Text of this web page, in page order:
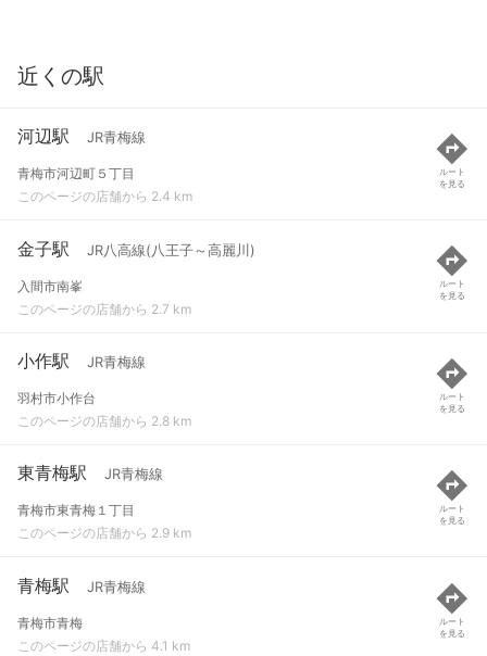
近くの駅
河辺駅 JR青梅線
青梅市河辺町５丁目
このページの店舗から 2.4 km
ルート
を見る
金子駅 JR八高線(八王子～高麗川)
入間市南峯
このページの店舗から 2.7 km
ルート
を見る
小作駅 JR青梅線
羽村市小作台
このページの店舗から 2.8 km
ルート
を見る
東青梅駅 JR青梅線
青梅市東青梅１丁目
このページの店舗から 2.9 km
ルート
を見る
青梅駅 JR青梅線
青梅市青梅
このページの店舗から 4.1 km
ルート
を見る